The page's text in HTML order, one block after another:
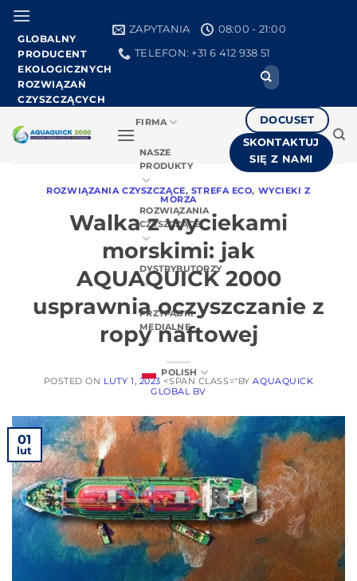
Przejdź
treści
GLOBALNY
PRODUCENT
EKOLOGICZNYCH
ROZWIĄZAŃ
CZYSZCZĄCYCH
ZAPYTANIA
08:00 - 21:00
TELEFON: +31 6 412 938 51
Search
for:
FIRMA
NASZE
PRODUKTY
ROZWIĄZANIA
CZYSZCZĄCE
DYSTRYBUTORZY
PRZYPADKI
MEDIALNE
POLISH
DOCUSET
SKONTAKTUJ
SIĘ Z NAMI
ROZWIĄZANIA CZYSZCZĄCE, STREFA ECO, WYCIEKI Z
MORZA
Walka z wyciekami
morskimi: jak
AQUAQUICK 2000
usprawnia oczyszczanie z
ropy naftowej
POSTED ON LUTY 1, 2023 <SPAN CLASS="BYAQUAQUICK
GLOBAL BV
01
lut